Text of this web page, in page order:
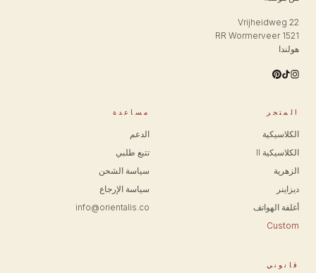
Vrijheidweg 22
1521 RR Wormerveer
هولندا
المتجر
الكلاسيكية
الكلاسيكية II
الزهرية
ديزاينر
أغلفة الهواتف
Custom
مساعدة
الدعم
تتبع طلبي
سياسة الشحن
سياسة الإرجاع
info@orientalis.co
قانوني